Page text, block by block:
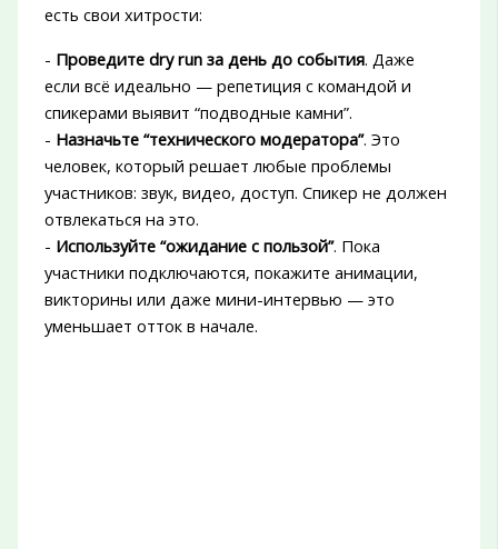
есть свои хитрости:
- Проведите dry run за день до события. Даже
если всё идеально — репетиция с командой и
спикерами выявит “подводные камни”.
- Назначьте “технического модератора”. Это
человек, который решает любые проблемы
участников: звук, видео, доступ. Спикер не должен
отвлекаться на это.
- Используйте “ожидание с пользой”. Пока
участники подключаются, покажите анимации,
викторины или даже мини-интервью — это
уменьшает отток в начале.